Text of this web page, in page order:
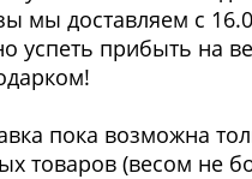
мы доставляем с
успеть прибыть на
пока возможна
товаров (весом не